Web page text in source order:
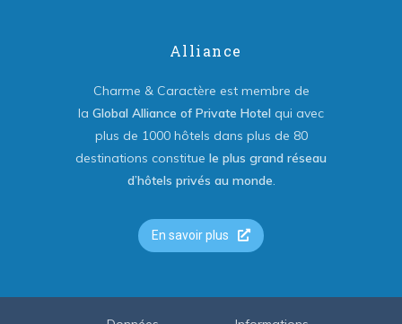
Alliance
Charme & Caractère est membre de
la Global Alliance of Private Hotel qui avec
plus de 1000 hôtels dans plus de 80
destinations constitue le plus grand réseau
d’hôtels privés au monde.
En savoir plus